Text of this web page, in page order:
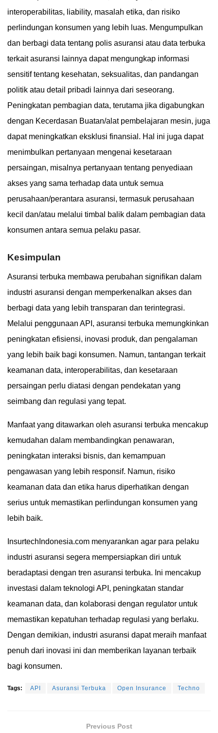
interoperabilitas, liability, masalah etika, dan risiko
perlindungan konsumen yang lebih luas. Mengumpulkan
dan berbagi data tentang polis asuransi atau data terbuka
terkait asuransi lainnya dapat mengungkap informasi
sensitif tentang kesehatan, seksualitas, dan pandangan
politik atau detail pribadi lainnya dari seseorang.
Peningkatan pembagian data, terutama jika digabungkan
dengan Kecerdasan Buatan/alat pembelajaran mesin, juga
dapat meningkatkan eksklusi finansial. Hal ini juga dapat
menimbulkan pertanyaan mengenai kesetaraan
persaingan, misalnya pertanyaan tentang penyediaan
akses yang sama terhadap data untuk semua
perusahaan/perantara asuransi, termasuk perusahaan
kecil dan/atau melalui timbal balik dalam pembagian data
konsumen antara semua pelaku pasar.
Kesimpulan
Asuransi terbuka membawa perubahan signifikan dalam
industri asuransi dengan memperkenalkan akses dan
berbagi data yang lebih transparan dan terintegrasi.
Melalui penggunaan API, asuransi terbuka memungkinkan
peningkatan efisiensi, inovasi produk, dan pengalaman
yang lebih baik bagi konsumen. Namun, tantangan terkait
keamanan data, interoperabilitas, dan kesetaraan
persaingan perlu diatasi dengan pendekatan yang
seimbang dan regulasi yang tepat.
Manfaat yang ditawarkan oleh asuransi terbuka mencakup
kemudahan dalam membandingkan penawaran,
peningkatan interaksi bisnis, dan kemampuan
pengawasan yang lebih responsif. Namun, risiko
keamanan data dan etika harus diperhatikan dengan
serius untuk memastikan perlindungan konsumen yang
lebih baik.
InsurtechIndonesia.com menyarankan agar para pelaku
industri asuransi segera mempersiapkan diri untuk
beradaptasi dengan tren asuransi terbuka. Ini mencakup
investasi dalam teknologi API, peningkatan standar
keamanan data, dan kolaborasi dengan regulator untuk
memastikan kepatuhan terhadap regulasi yang berlaku.
Dengan demikian, industri asuransi dapat meraih manfaat
penuh dari inovasi ini dan memberikan layanan terbaik
bagi konsumen.
Tags: API Asuransi Terbuka Open Insurance Techno
Previous Post